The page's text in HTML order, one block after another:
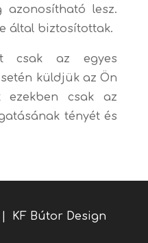
azonosítható lesz.
által biztosítottak.
csak az egyes
küldjük az Ön
ezekben csak az
tényét és
|
KF Bútor Design